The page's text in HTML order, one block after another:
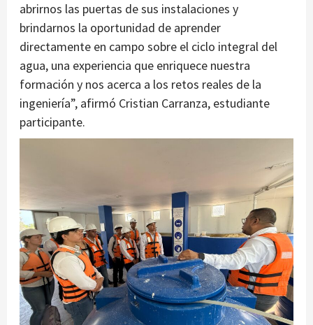
abrirnos las puertas de sus instalaciones y
brindarnos la oportunidad de aprender
directamente en campo sobre el ciclo integral del
agua, una experiencia que enriquece nuestra
formación y nos acerca a los retos reales de la
ingeniería”, afirmó Cristian Carranza, estudiante
participante.